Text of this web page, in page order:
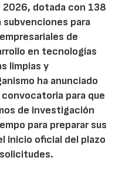
dotada con 138
subvenciones para
de
en tecnologías
limpias y
ha anunciado
para que
de investigación
para preparar sus
inicio oficial del plazo